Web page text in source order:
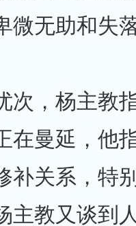
微无助和失
次，杨主教
在曼延，他
补关系，特
主教又谈到